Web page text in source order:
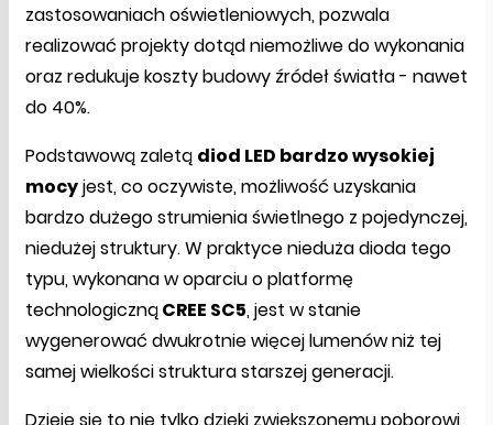
zastosowaniach oświetleniowych, pozwala
realizować projekty dotąd niemożliwe do wykonania
oraz redukuje koszty budowy źródeł światła - nawet
do 40%.
Podstawową zaletą diod LED bardzo wysokiej
mocyjest, co oczywiste, możliwość uzyskania
bardzo dużego strumienia świetlnego z pojedynczej,
niedużej struktury. W praktyce nieduża dioda tego
typu, wykonana w oparciu o platformę
technologicznąCREE SC5, jest w stanie
wygenerować dwukrotnie więcej lumenów niż tej
samej wielkości struktura starszej generacji.